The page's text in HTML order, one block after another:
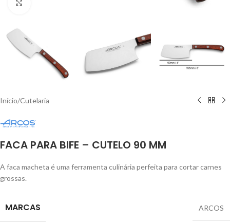
Início/Cutelaria
FACA PARA BIFE – CUTELO 90 MM
A faca macheta é uma ferramenta culinária perfeita para cortar carnes
grossas.
MARCAS ARCOS